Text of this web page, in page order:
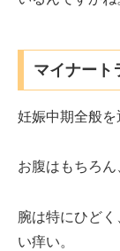
マイナー
妊娠中期全般を
お腹はもちろん
腕は特にひど
い痒い。